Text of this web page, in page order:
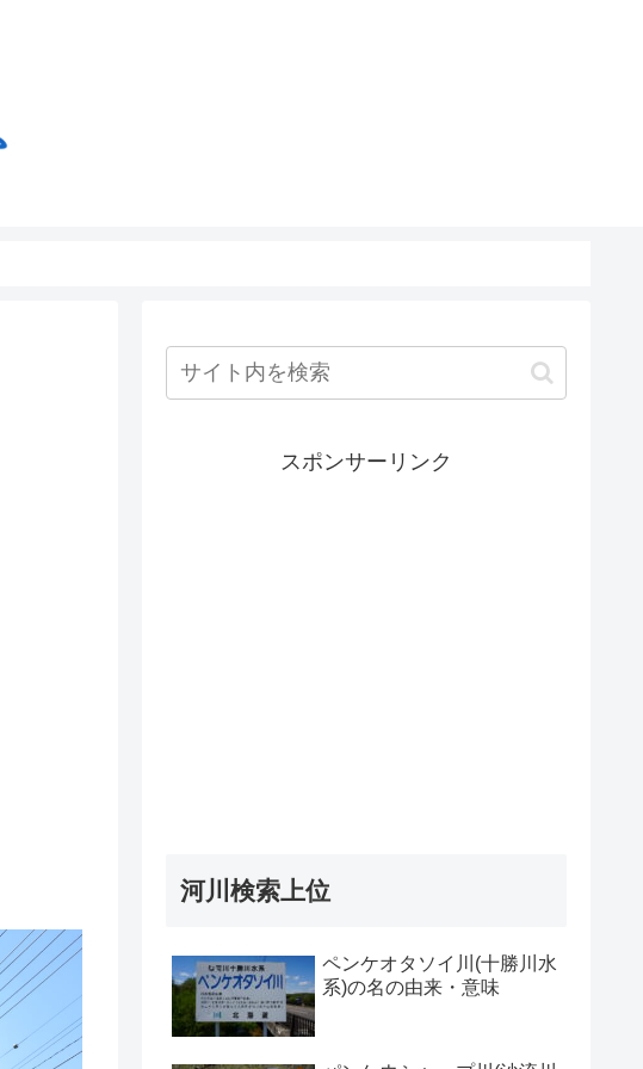
スポンサーリンク
河川検索上位
ペンケオタソイ川(十勝川水
系)の名の由来・意味